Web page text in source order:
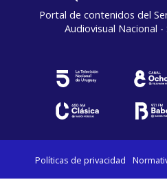
Portal de contenidos del
Audiovisual Nacional -
Políticas de privacidad